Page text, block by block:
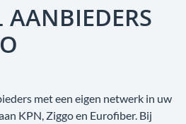
AANBIEDERS
met een eigen netwerk in uw
KPN, Ziggo en Eurofiber. Bij